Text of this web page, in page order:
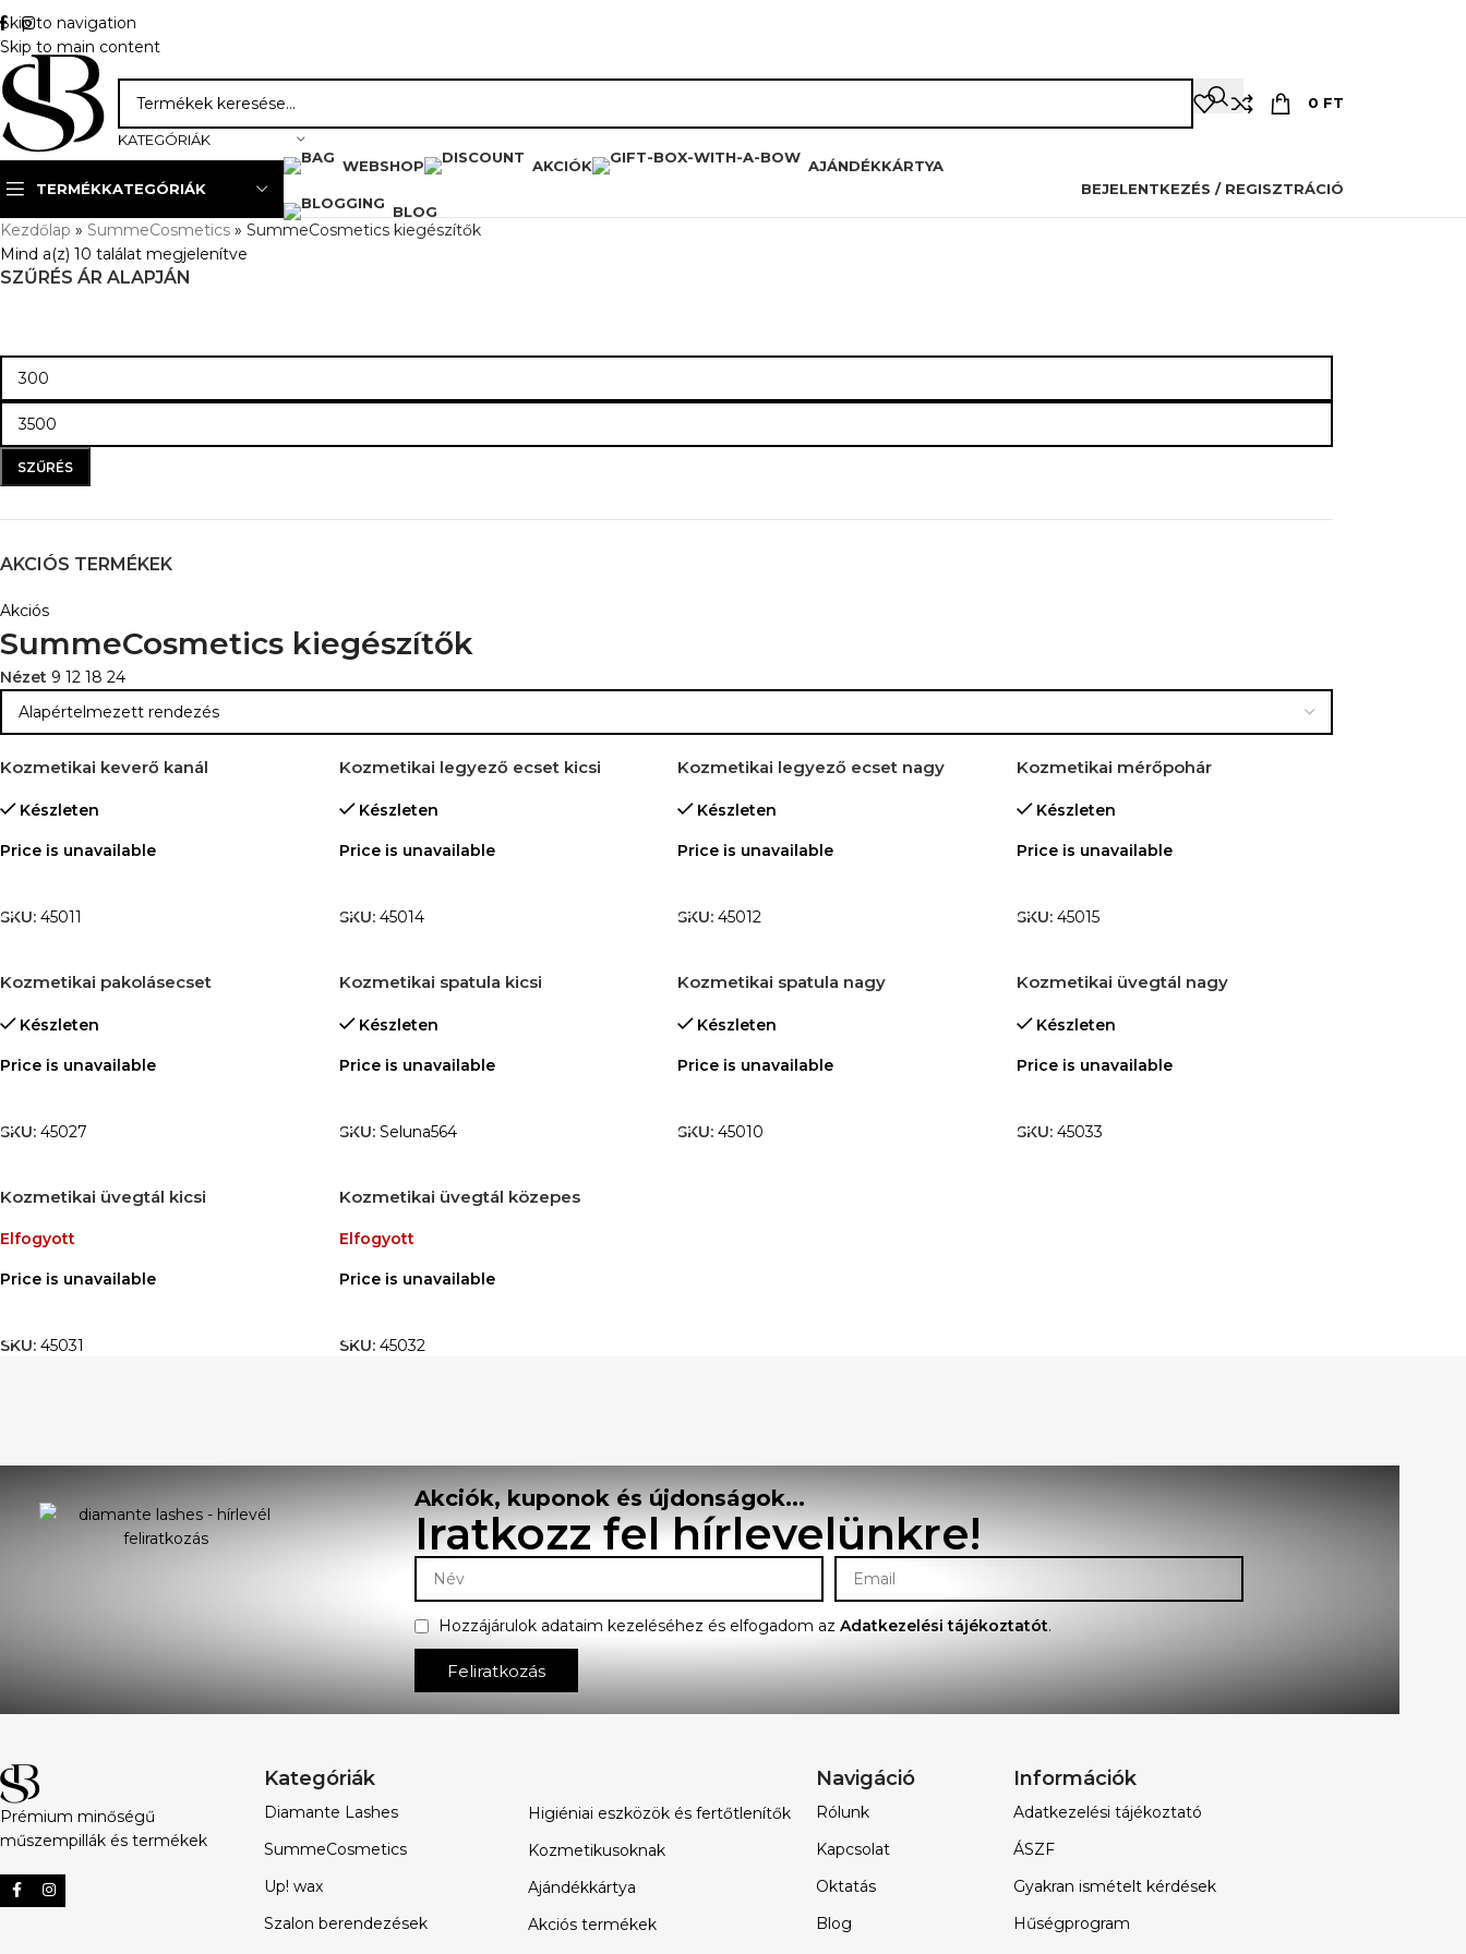
Skip to navigation
Skip to main content
KATEGÓRIÁK
0 FT
TERMÉKKATEGÓRIÁK
WEBSHOP AKCIÓK AJÁNDÉKKÁRTYA
BLOG
BEJELENTKEZÉS / REGISZTRÁCIÓ
Kezdőlap » SummeCosmetics » SummeCosmetics kiegészítők
Mind a(z) 10 találat megjelenítve
SZŰRÉS ÁR ALAPJÁN
SZŰRÉS
AKCIÓS TERMÉKEK
Akciós
SummeCosmetics kiegészítők
Nézet 9 12 18 24
Kozmetikai keverő kanál
Készleten
Price is unavailable
SKU: 45011
Kozmetikai legyező ecset kicsi
Készleten
Price is unavailable
SKU: 45014
Kozmetikai legyező ecset nagy
Készleten
Price is unavailable
SKU: 45012
Kozmetikai mérőpohár
Készleten
Price is unavailable
SKU: 45015
Kozmetikai pakolásecset
Készleten
Price is unavailable
SKU: 45027
Kozmetikai spatula kicsi
Készleten
Price is unavailable
SKU: Seluna564
Kozmetikai spatula nagy
Készleten
Price is unavailable
SKU: 45010
Kozmetikai üvegtál nagy
Készleten
Price is unavailable
SKU: 45033
Kozmetikai üvegtál kicsi
Elfogyott
Price is unavailable
SKU: 45031
Kozmetikai üvegtál közepes
Elfogyott
Price is unavailable
SKU: 45032
Akciók, kuponok és újdonságok...
Iratkozz fel hírlevelünkre!
Hozzájárulok adataim kezeléséhez és elfogadom azAdatkezelési tájékoztatót.
Feliratkozás
Prémium minőségű
műszempillák és termékek
Kategóriák
Diamante Lashes
SummeCosmetics
Up! wax
Szalon berendezések
Higiéniai eszközök és fertőtlenítők
Kozmetikusoknak
Ajándékkártya
Akciós termékek
Navigáció
Rólunk
Kapcsolat
Oktatás
Blog
Információk
Adatkezelési tájékoztató
ÁSZF
Gyakran ismételt kérdések
Hűségprogram